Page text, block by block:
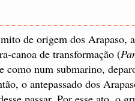
de origem dos Arapaso,
canoa de transformação (
como num submarino,
o antepassado dos